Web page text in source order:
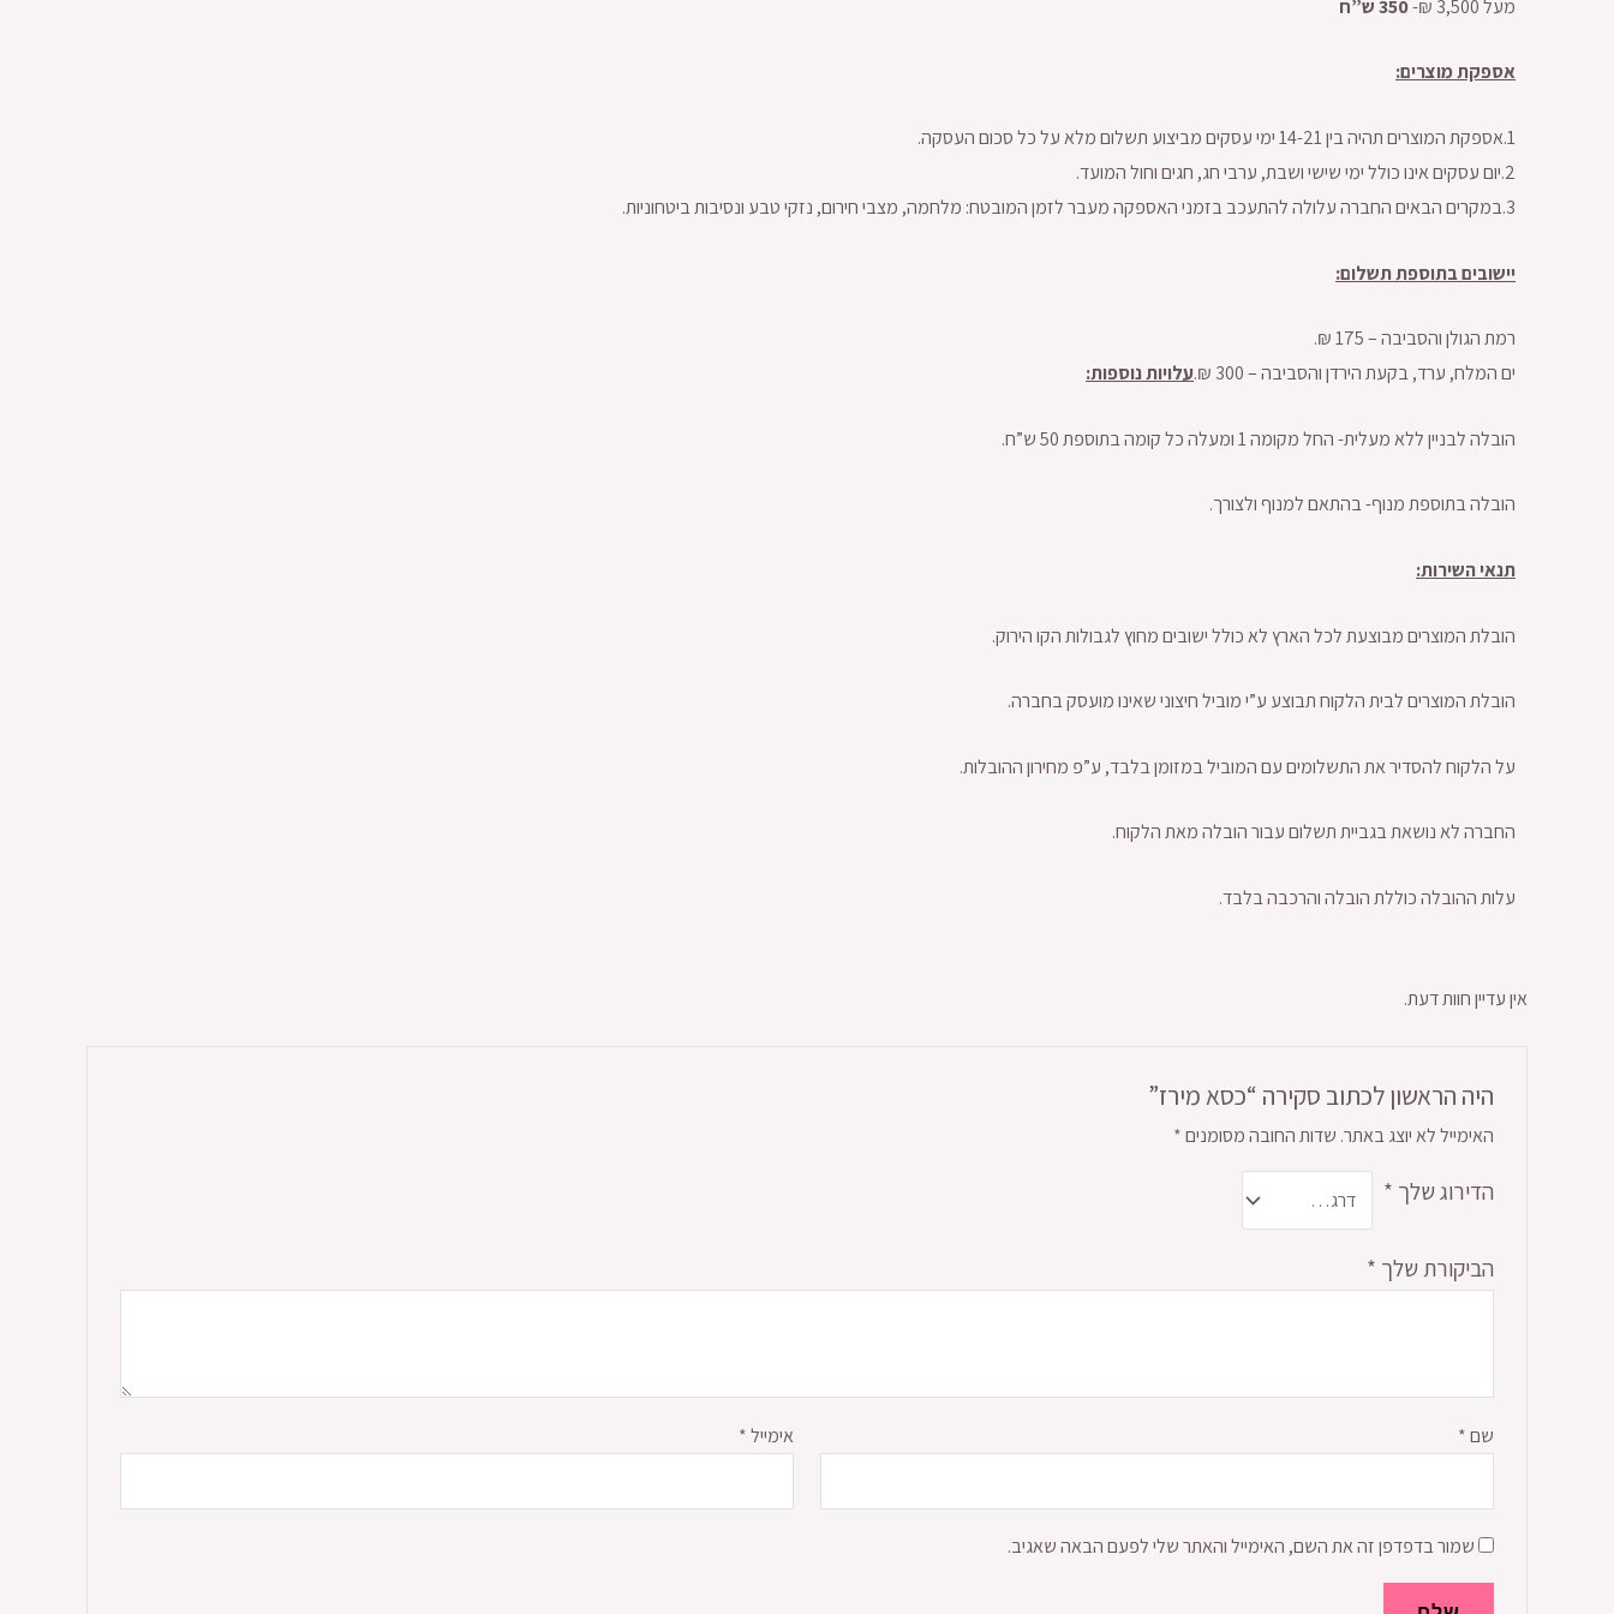
מעל 3,500 ₪-
אספקת מוצרים:
1.אספקת המוצרים תהיה בין 14-21 ימי עסקים מביצוע תשלום מלא על כל סכום העסקה.
2.יום עסקים אינו כולל ימי שישי ושבת, ערבי חג, חגים וחול המועד.
3.במקרים הבאים החברה עלולה להתעכב בזמני האספקה מעבר לזמן המובטח: מלחמה, מצבי חירום, נזקי טבע ונסיבות ביטחוניות.
יישובים בתוספת תשלום:
רמת הגולן והסביבה – 175 ₪.
ים המלח, ערד, בקעת הירדן והסביבה – 300 ₪.
עלויות נוספות:
הובלה לבניין ללא מעלית- החל מקומה 1 ומעלה כל קומה בתוספת 50 ש”ח.
הובלה בתוספת מנוף- בהתאם למנוף ולצורך.
תנאי השירות:
הובלת המוצרים מבוצעת לכל הארץ לא כולל ישובים מחוץ לגבולות הקו הירוק.
הובלת המוצרים לבית הלקוח תבוצע ע”י מוביל חיצוני שאינו מועסק בחברה.
על הלקוח להסדיר את התשלומים עם המוביל במזומן בלבד, ע”פ מחירון ההובלות.
החברה לא נושאת בגביית תשלום עבור הובלה מאת הלקוח.
עלות ההובלה כוללת הובלה והרכבה בלבד.
אין עדיין חוות דעת.
היה הראשון לכתוב סקירה “כסא מירז”
האימייל לא יוצג באתר. שדות החובה מסומנים*
הדירוג שלך *
הביקורת שלך *
שם* אימייל*
שמור בדפדפן זה את השם, האימייל והאתר שלי לפעם הבאה שאגיב.